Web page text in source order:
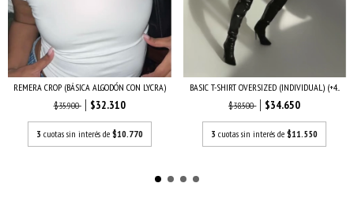
REMERA CROP (BÁSICA ALGODÓN CON LYCRA)
$35.900
$32.310
3 cuotas sin interés de $10.770
BASIC T-SHIRT OVERSIZED (INDIVIDUAL) (+4...
$38.500
$34.650
3 cuotas sin interés de$11.550